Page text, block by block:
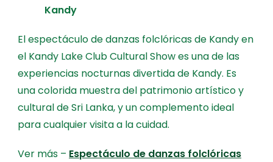
Kandy
El espectáculo de danzas folclóricas de Kandy en
el Kandy Lake Club Cultural Show es una de las
experiencias nocturnas divertida de Kandy. Es
una colorida muestra del patrimonio artístico y
cultural de Sri Lanka, y un complemento ideal
para cualquier visita a la cuidad.
Ver más – Espectáculo de danzas folclóricas